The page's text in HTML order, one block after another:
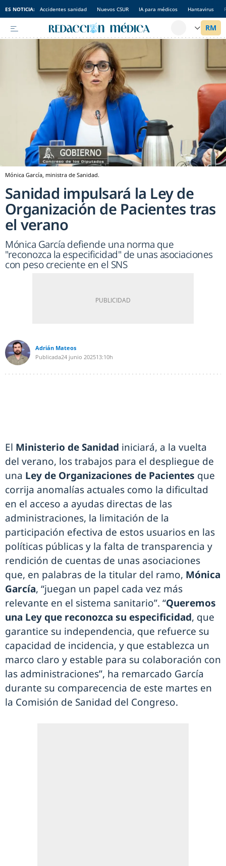
ES NOTICIA: Accidentes sanidad Nuevos CSUR IA para médicos Hantavirus
Mónica García, ministra de Sanidad.
Sanidad impulsará la Ley de
Organización de Pacientes tras
el verano
Mónica García defiende una norma que
"reconozca la especificidad" de unas asociaciones
con peso creciente en el SNS
Adrián Mateos
Publicada24 junio 202513:10h
El Ministerio de Sanidad iniciará, a la vuelta
del verano, los trabajos para el despliegue de
una Ley de Organizaciones de Pacientes que
corrija anomalías actuales como la dificultad
en el acceso a ayudas directas de las
administraciones, la limitación de la
participación efectiva de estos usuarios en las
políticas públicas y la falta de transparencia y
rendición de cuentas de unas asociaciones
que, en palabras de la titular del ramo, Mónica
García, “juegan un papel cada vez más
relevante en el sistema sanitario”. “Queremos
una Ley que reconozca su especificidad, que
garantice su independencia, que refuerce su
capacidad de incidencia, y que establezca un
marco claro y estable para su colaboración con
las administraciones”, ha remarcado García
durante su comparecencia de este martes en
la Comisión de Sanidad del Congreso.